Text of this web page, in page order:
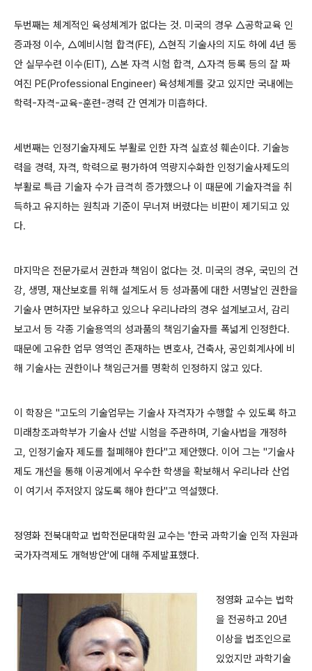
두번째는 체계적인 육성체계가 없다는 것. 미국의 경우 △공학교육 인
증과정 이수, △예비시험 합격(FE), △현직 기술사의 지도 하에 4년 동
안 실무수련 이수(EIT), △본 자격 시험 합격, △자격 등록 등의 잘 짜
여진 PE(Professional Engineer) 육성체계를 갖고 있지만 국내에는
학력-자격-교육-훈련-경력 간 연계가 미흡하다.
세번째는 인정기술자제도 부활로 인한 자격 실효성 훼손이다. 기술능
력을 경력, 자격, 학력으로 평가하여 역량지수화한 인정기술사제도의
부활로 특급 기술자 수가 급격히 증가했으나 이 때문에 기술자격을 취
득하고 유지하는 원칙과 기준이 무너져 버렸다는 비판이 제기되고 있
다.
마지막은 전문가로서 권한과 책임이 없다는 것. 미국의 경우, 국민의 건
강, 생명, 재산보호를 위해 설계도서 등 성과품에 대한 서명날인 권한을
기술사 면허자만 보유하고 있으나 우리나라의 경우 설계보고서, 감리
보고서 등 각종 기술용역의 성과품의 책임기술자를 폭넓게 인정한다.
때문에 고유한 업무 영역인 존재하는 변호사, 건축사, 공인회계사에 비
해 기술사는 권한이나 책임근거를 명확히 인정하지 않고 있다.
이 학장은 "고도의 기술업무는 기술사 자격자가 수행할 수 있도록 하고
미래창조과학부가 기술사 선발 시험을 주관하며, 기술사법을 개정하
고, 인정기술자 제도를 철폐해야 한다"고 제안했다. 이어 그는 "기술사
제도 개선을 통해 이공계에서 우수한 학생을 확보해서 우리나라 산업
이 여기서 주저앉지 않도록 해야 한다"고 역설했다.
정영화 전북대학교 법학전문대학원 교수는 '한국 과학기술 인적 자원과
국가자격제도 개혁방안'에 대해 주제발표했다.
정영화 교수는 법학
을 전공하고 20년
이상을 법조인으로
있었지만 과학기술